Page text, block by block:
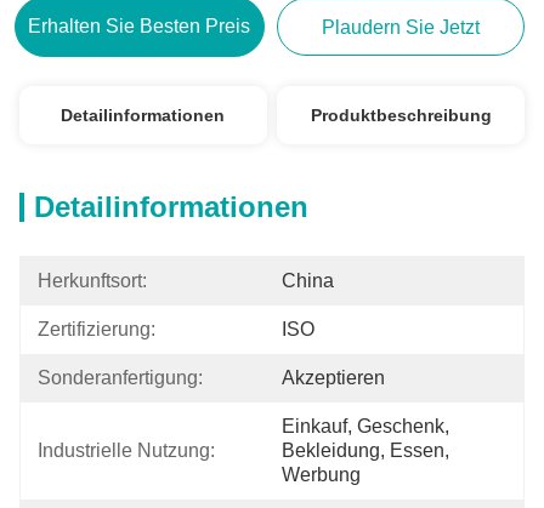
Erhalten Sie Besten Preis Plaudern Sie Jetzt
Detailinformationen Produktbeschreibung
Detailinformationen
Herkunftsort: China
Zertifizierung: ISO
Sonderanfertigung: Akzeptieren
Industrielle Nutzung:
Einkauf, Geschenk,
Bekleidung, Essen,
Werbung